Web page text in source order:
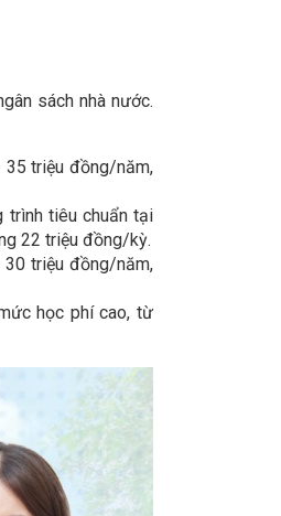
sách nhà nước.
35 triệu đồng/năm,
trình tiêu chuẩn tại
22 triệu đồng/kỳ.
triệu đồng/năm,
học phí cao, từ